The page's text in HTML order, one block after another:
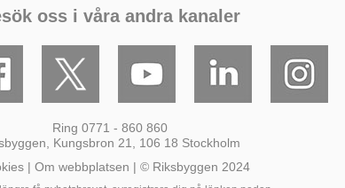
oss i våra andra kanaler
Ring 0771 - 860 860
Kungsbron 21,
106 18 Stockholm
| Om webbplatsen | © Riksbyggen 2024